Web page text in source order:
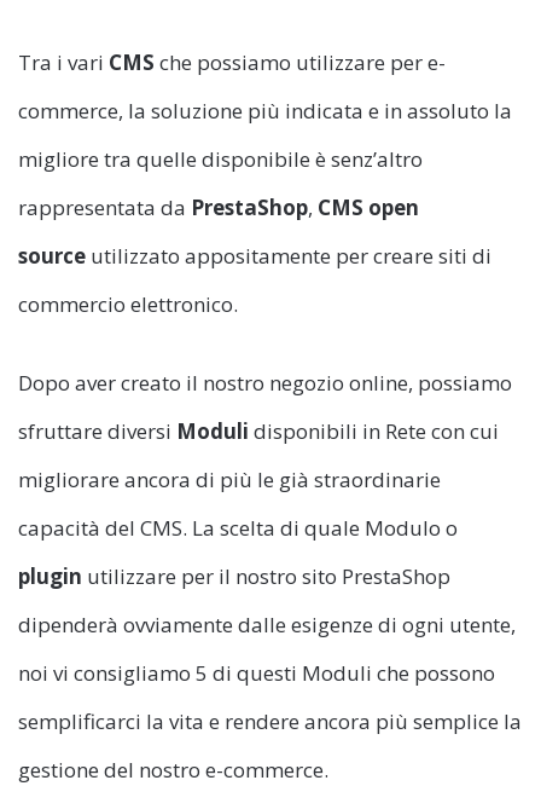
Tra i vari CMS che possiamo utilizzare per e-
commerce, la soluzione più indicata e in assoluto la
migliore tra quelle disponibile è senz’altro
rappresentata da PrestaShop, CMS open
source utilizzato appositamente per creare siti di
commercio elettronico.
Dopo aver creato il nostro negozio online, possiamo
sfruttare diversi Moduli disponibili in Rete con cui
migliorare ancora di più le già straordinarie
capacità del CMS. La scelta di quale Modulo o
plugin utilizzare per il nostro sito PrestaShop
dipenderà ovviamente dalle esigenze di ogni utente,
noi vi consigliamo 5 di questi Moduli che possono
semplificarci la vita e rendere ancora più semplice la
gestione del nostro e-commerce.